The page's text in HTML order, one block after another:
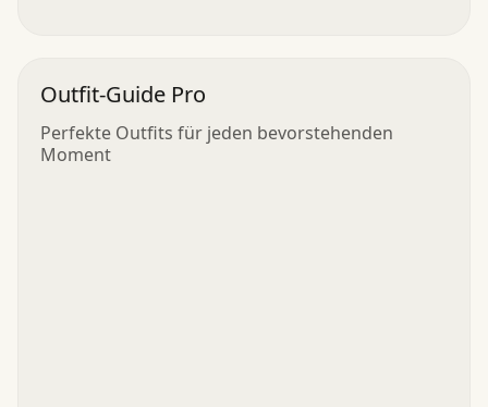
Outfit-Guide Pro
Perfekte Outfits für jeden bevorstehenden
Moment